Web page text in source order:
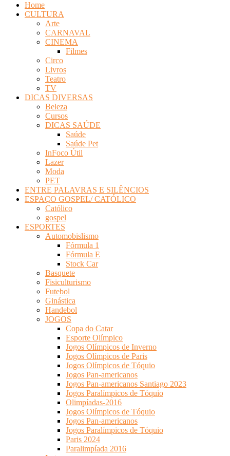
Home
CULTURA
Arte
CARNAVAL
CINEMA
Filmes
Circo
Livros
Teatro
TV
DICAS DIVERSAS
Beleza
Cursos
DICAS SAÚDE
Saúde
Saúde Pet
InFoco Útil
Lazer
Moda
PET
ENTRE PALAVRAS E SILÊNCIOS
ESPAÇO GOSPEL/ CATÓLICO
Católico
gospel
ESPORTES
Automobislismo
Fórmula 1
Fórmula E
Stock Car
Basquete
Fisiculturismo
Futebol
Ginástica
Handebol
JOGOS
Copa do Catar
Esporte Olímpico
Jogos Olímpicos de Inverno
Jogos Olímpicos de Paris
Jogos Olímpicos de Tóquio
Jogos Pan-americanos
Jogos Pan-americanos Santiago 2023
Jogos Paralímpicos de Tóquio
Olimpíadas-2016
Jogos Olímpicos de Tóquio
Jogos Pan-americanos
Jogos Paralímpicos de Tóquio
Paris 2024
Paralimpíada 2016